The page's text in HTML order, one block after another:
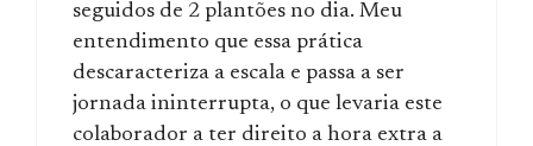
seguidos de 2 plantões no dia. Meu
entendimento que essa prática
descaracteriza a escala e passa a ser
jornada ininterrupta, o que levaria este
colaborador a ter direito a hora extra a